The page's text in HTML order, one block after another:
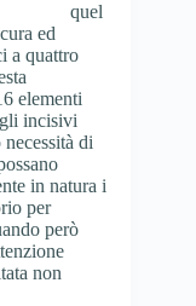
quel
ed
a quattro
elementi
incisivi
di
in natura i
per
però
non